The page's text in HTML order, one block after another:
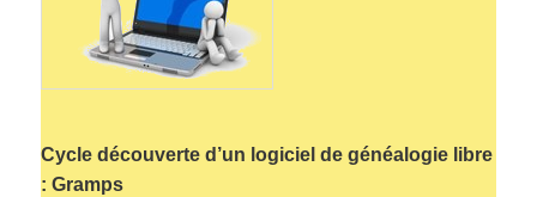
Cycle découverte d’un logiciel de généalogie libre
: Gramps